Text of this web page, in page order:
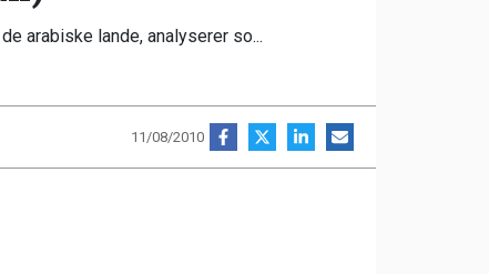
arabiske lande, analyserer so...
11/08/2010